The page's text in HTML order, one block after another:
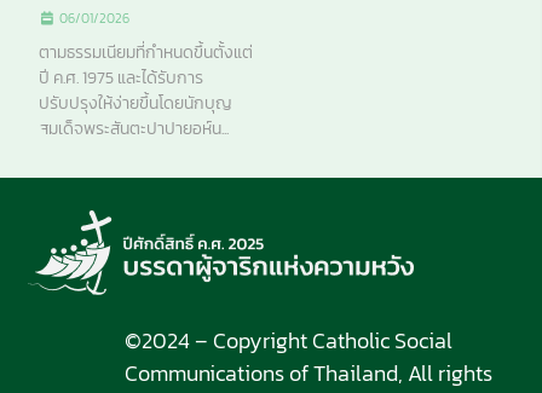
06/01/2026
ตามธรรมเนียมที่กำหนดขึ้นตั้งแต่
ปี ค.ศ. 1975 และได้รับการ
ปรับปรุงให้ง่ายขึ้นโดยนักบุญ
สมเด็จพระสันตะปาปายอห์น...
©2024 – Copyright Catholic Social
Communications of Thailand, All rights